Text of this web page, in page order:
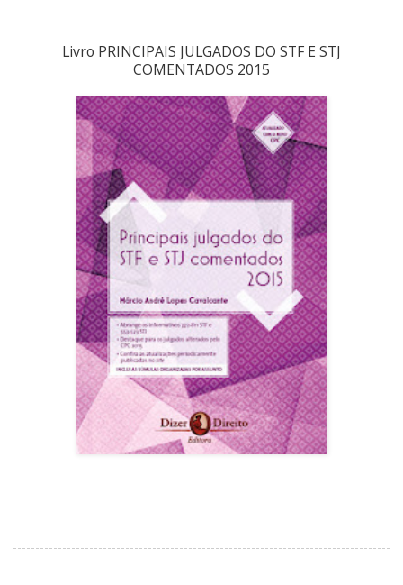
Livro PRINCIPAIS JULGADOS DO STF E STJ
COMENTADOS 2015